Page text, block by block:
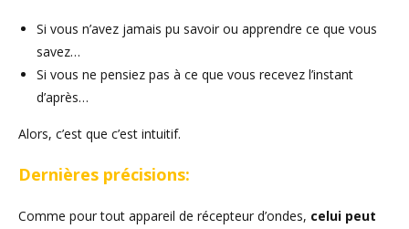
Si vous n’avez jamais pu savoir ou apprendre ce que vous
savez…
Si vous ne pensiez pas à ce que vous recevez l’instant
d’après…
Alors, c’est que c’est intuitif.
Dernières précisions:
Comme pour tout appareil de récepteur d’ondes, celui peut